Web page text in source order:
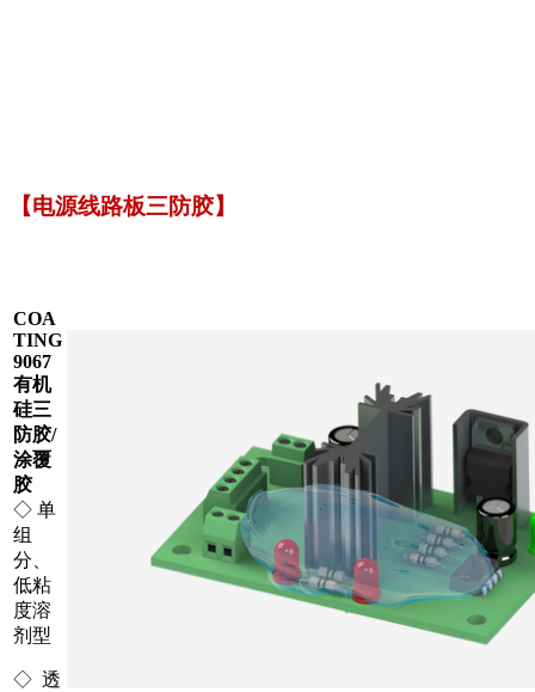
【电源线路板三防胶】
COA
TING
9067
有机
硅三
防胶/
涂覆
胶
◇ 单
组
分、
低粘
度溶
剂型
◇ 透